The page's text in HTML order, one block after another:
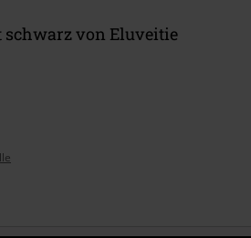
schwarz von Eluveitie